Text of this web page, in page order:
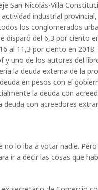
San Nicolás-Villa
actividad industrial
los conglomerados
disparó del 6,3 por ciento
al 11,3 por ciento en 2018.
y uno de los autores del
la deuda externa de la
en pesos con el
la deuda con
deuda con acreedores
no lo iba a votar nadie.
ir a decir las cosas que